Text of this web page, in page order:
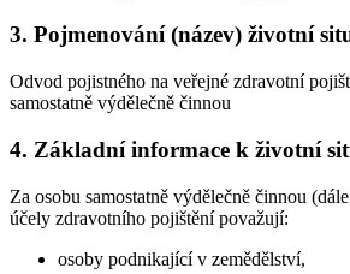
3. Pojmenování (název) životní
Odvod pojistného na veřejné zdravotní
samostatně výdělečně činnou
4. Základní informace k životní
Za osobu samostatně výdělečně činnou
účely zdravotního pojištění považují:
osoby podnikající v zemědělství,